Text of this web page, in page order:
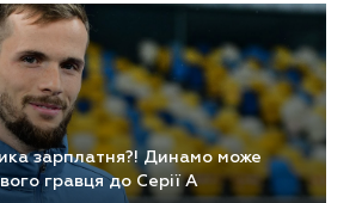
зарплатня?! Динамо може
гравця до Серії А